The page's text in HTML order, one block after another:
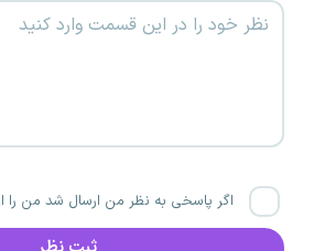
اگر پاسخی به نظر من ارسال شد من را